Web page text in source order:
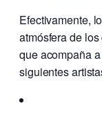
Efectivamente,
atmósfera de
que acompaña
siguientes